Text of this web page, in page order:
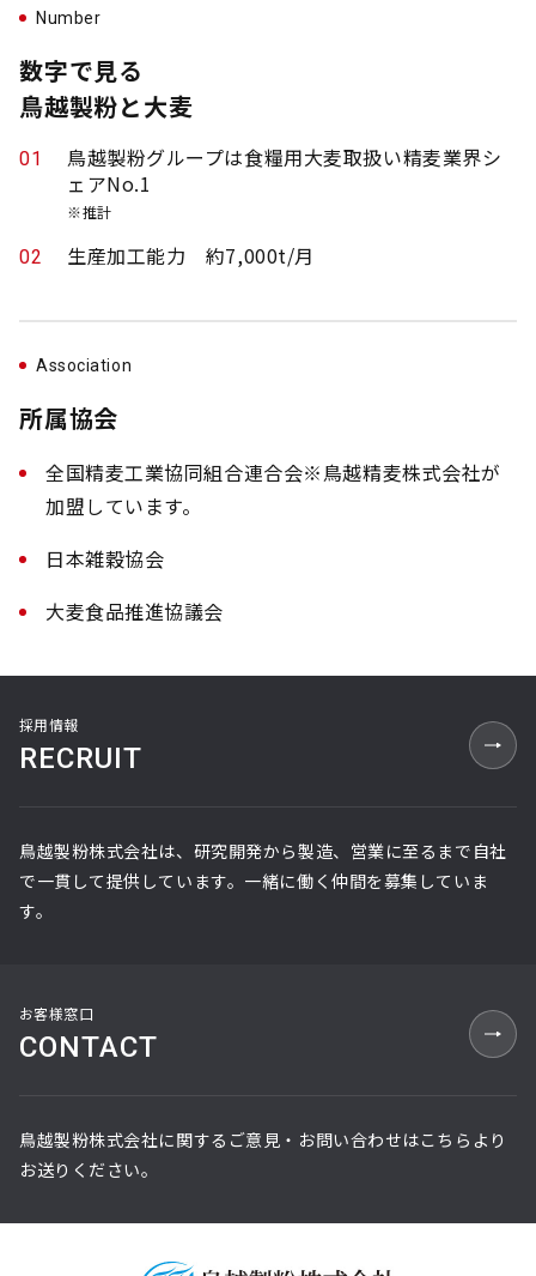
Number
数字で見る
鳥越製粉と大麦
01
鳥越製粉グループは食糧用大麦取扱い精麦業界シ
ェアNo.1
※推計
02 生産加工能力 約7,000t/月
Association
所属協会
全国精麦工業協同組合連合会※鳥越精麦株式会社が
加盟しています。
日本雑穀協会
大麦食品推進協議会
採用情報
RECRUIT
鳥越製粉株式会社は、研究開発から製造、営業に至るまで自社
で一貫して提供しています。一緒に働く仲間を募集していま
す。
お客様窓口
CONTACT
鳥越製粉株式会社に関するご意見・お問い合わせはこちらより
お送りください。